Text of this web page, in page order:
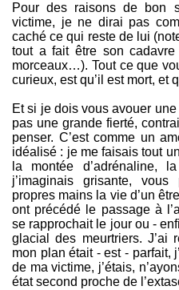
Pour des raisons de bon
victime, je ne dirai pas
caché ce qui reste de lui
tout a fait être son
morceaux…). Tout ce que
curieux, est qu’il est mort, et
Et si je dois vous avouer une
pas une grande fierté,
penser. C’est comme un
idéalisé : je me faisais tout
la montée d’adrénaline,
j’imaginais grisante,
propres mains la vie d’un
ont précédé le passage à
se rapprochait le jour ou -
glacial des meurtriers. J’ai
mon plan était - est - parfait,
de ma victime, j’étais,
état second proche de